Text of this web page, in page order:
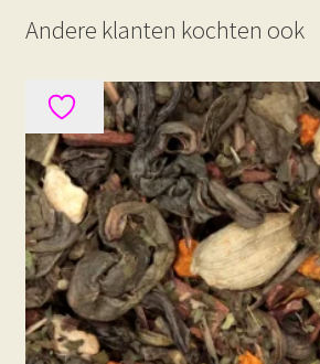
Andere klanten kochten ook